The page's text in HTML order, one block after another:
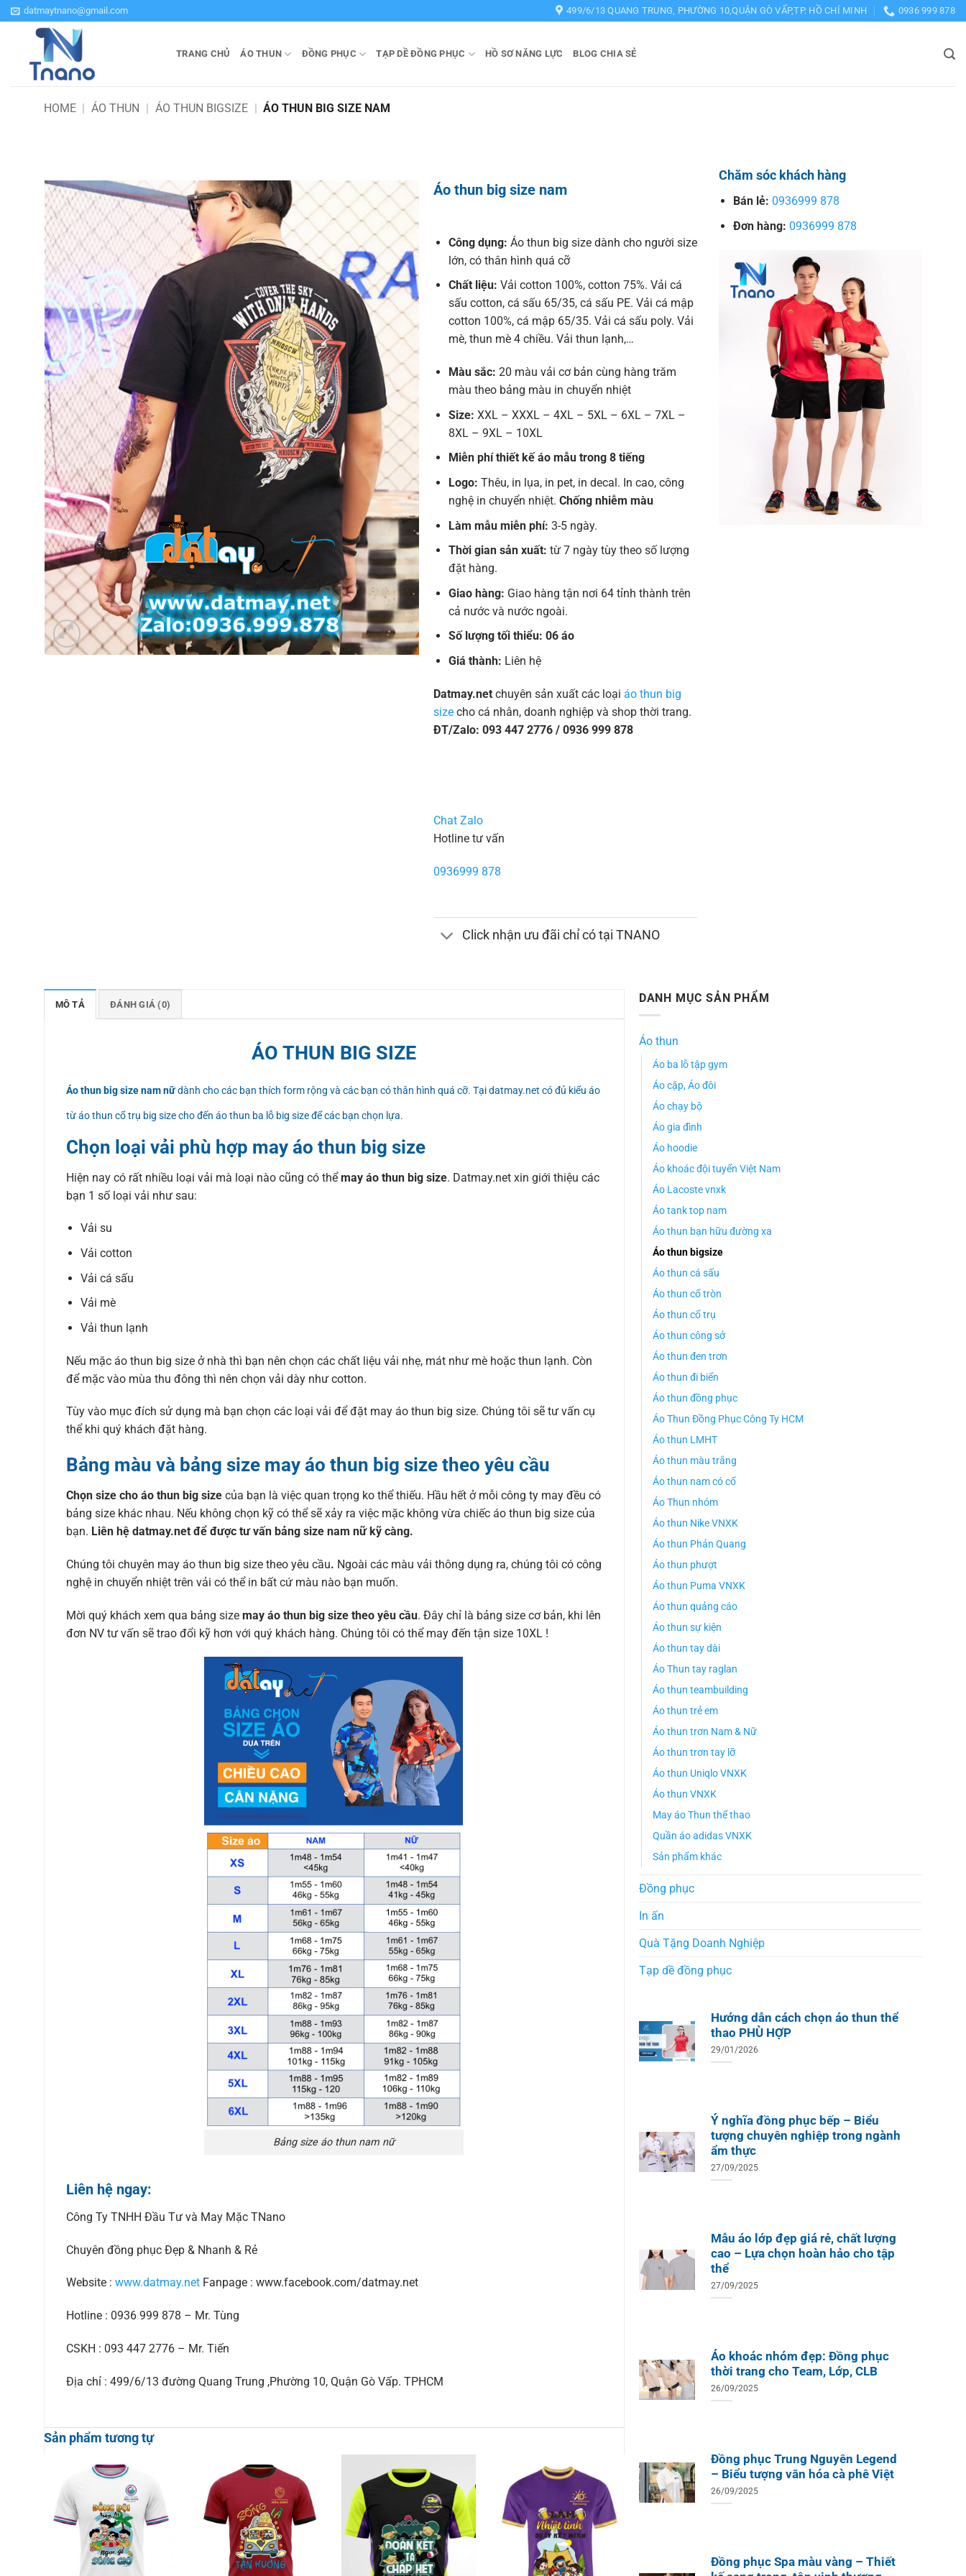
Bỏ
qua
datmaytnano@gmail.com 499/6/13 QUANG TRUNG, PHƯỜNG 10,QUẬN GÒ VẤP,TP. HỒ CHÍ MINH 0936 999 878
TRANG CHỦ ÁO THUN ĐỒNG PHỤC TẠP DỀ ĐỒNG PHỤC HỒ SƠ NĂNG LỰC BLOG CHIA SẺ
HOME | ÁO THUN | ÁO THUN BIGSIZE | ÁO THUN BIG SIZE NAM
Áo thun big size nam
Công dụng: Áo thun big size dành cho người size
lớn, có thân hình quá cỡ
Chất liệu: Vải cotton 100%, cotton 75%. Vải cá
sấu cotton, cá sấu 65/35, cá sấu PE. Vải cá mập
cotton 100%, cá mập 65/35. Vải cá sấu poly. Vải
mè, thun mè 4 chiều. Vải thun lạnh,…
Màu sắc: 20 màu vải cơ bản cùng hàng trăm
màu theo bảng màu in chuyển nhiệt
Size: XXL – XXXL – 4XL – 5XL – 6XL – 7XL –
8XL – 9XL – 10XL
Miễn phí thiết kế áo mẫu trong 8 tiếng
Logo: Thêu, in lụa, in pet, in decal. In cao, công
nghệ in chuyển nhiệt. Chống nhiễm màu
Làm mẫu miễn phí: 3-5 ngày.
Thời gian sản xuất: từ 7 ngày tùy theo số lượng
đặt hàng.
Giao hàng: Giao hàng tận nơi 64 tỉnh thành trên
cả nước và nước ngoài.
Số lượng tối thiểu: 06 áo
Giá thành: Liên hệ
Datmay.net chuyên sản xuất các loại áo thun big
size cho cá nhân, doanh nghiệp và shop thời trang.
ĐT/Zalo: 093 447 2776 / 0936 999 878
Chat Zalo
Hotline tư vấn
0936999 878
Click nhận ưu đãi chỉ có tại TNANO
Chăm sóc khách hàng
Bán lẻ: 0936999 878
Đơn hàng: 0936999 878
MÔ TẢ ĐÁNH GIÁ (0)
ÁO THUN BIG SIZE
Áo thun big size nam nữdành cho các bạn thích form rộng và các bạn có thân hình quá cỡ. Tại datmay.net có đủ kiểu áo
từ áo thun cổ trụ big size cho đến áo thun ba lỗ big size để các bạn chọn lựa.
Chọn loại vải phù hợp may áo thun big size
Hiện nay có rất nhiều loại vải mà loại nào cũng có thểmay áo thun big size. Datmay.net xin giới thiệu các
bạn 1 số loại vải như sau:
Vải su
Vải cotton
Vải cá sấu
Vải mè
Vải thun lạnh
Nếu mặc áo thun big size ở nhà thì bạn nên chọn các chất liệu vải nhẹ, mát như mè hoặc thun lạnh. Còn
để mặc vào mùa thu đông thì nên chọn vải dày như cotton.
Tùy vào mục đích sử dụng mà bạn chọn các loại vải để đặt may áo thun big size. Chúng tôi sẽ tư vấn cụ
thể khi quý khách đặt hàng.
Bảng màu và bảng size may áo thun big size theo yêu cầu
Chọn size cho áo thun big size của bạn là việc quan trọng ko thể thiếu. Hầu hết ở mỗi công ty may đều có
bảng size khác nhau. Nếu không chọn kỹ có thể sẽ xảy ra việc mặc không vừa chiếc áo thun big size của
bạn. Liên hệ datmay.net để được tư vấn bảng size nam nữ kỹ càng.
Chúng tôi chuyên may áo thun big size theo yêu cầu. Ngoài các màu vải thông dụng ra, chúng tôi có công
nghệ in chuyển nhiệt trên vải có thể in bất cứ màu nào bạn muốn.
Mời quý khách xem qua bảng size may áo thun big size theo yêu cầu. Đây chỉ là bảng size cơ bản, khi lên
đơn NV tư vấn sẽ trao đổi kỹ hơn với quý khách hàng. Chúng tôi có thể may đến tận size 10XL !
Bảng size áo thun nam nữ
Liên hệ ngay:
Công Ty TNHH Đầu Tư và May Mặc TNano
Chuyên đồng phục Đẹp & Nhanh & Rẻ
Website : www.datmay.netFanpage : www.facebook.com/datmay.net
Hotline : 0936 999 878 – Mr. Tùng
CSKH : 093 447 2776 – Mr. Tiến
Địa chỉ : 499/6/13 đường Quang Trung ,Phường 10, Quận Gò Vấp. TPHCM
Sản phẩm tương tự
DANH MỤC SẢN PHẨM
Áo thun
Áo ba lỗ tập gym
Áo cặp, Áo đôi
Áo chạy bộ
Áo gia đình
Áo hoodie
Áo khoác đội tuyển Việt Nam
Áo Lacoste vnxk
Áo tank top nam
Áo thun bạn hữu đường xa
Áo thun bigsize
Áo thun cá sấu
Áo thun cổ tròn
Áo thun cổ trụ
Áo thun công sở
Áo thun đen trơn
Áo thun đi biển
Áo thun đồng phục
Áo Thun Đồng Phục Công Ty HCM
Áo thun LMHT
Áo thun màu trắng
Áo thun nam có cổ
Áo Thun nhóm
Áo thun Nike VNXK
Áo thun Phản Quang
Áo thun phượt
Áo thun Puma VNXK
Áo thun quảng cáo
Áo thun sự kiện
Áo thun tay dài
Áo Thun tay raglan
Áo thun teambuilding
Áo thun trẻ em
Áo thun trơn Nam & Nữ
Áo thun trơn tay lỡ
Áo thun Uniqlo VNXK
Áo thun VNXK
May áo Thun thể thao
Quần áo adidas VNXK
Sản phẩm khác
Đồng phục
In ấn
Quà Tặng Doanh Nghiệp
Tạp dề đồng phục
Hướng dẫn cách chọn áo thun thể
thao PHÙ HỢP
29/01/2026
Ý nghĩa đồng phục bếp – Biểu
tượng chuyên nghiệp trong ngành
ẩm thực
27/09/2025
Mẫu áo lớp đẹp giá rẻ, chất lượng
cao – Lựa chọn hoàn hảo cho tập
thể
27/09/2025
Áo khoác nhóm đẹp: Đồng phục
thời trang cho Team, Lớp, CLB
26/09/2025
Đồng phục Trung Nguyên Legend
– Biểu tượng văn hóa cà phê Việt
26/09/2025
Đồng phục Spa màu vàng – Thiết